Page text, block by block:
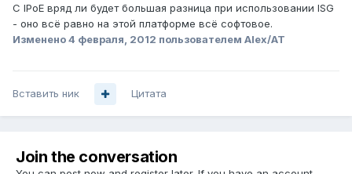
C IPoE вряд ли будет большая разница при использовании ISG
- оно всё равно на этой платформе всё софтовое.
Изменено4 февраля, 2012 пользователем Alex/AT
Вставить ник Цитата
Join the conversation